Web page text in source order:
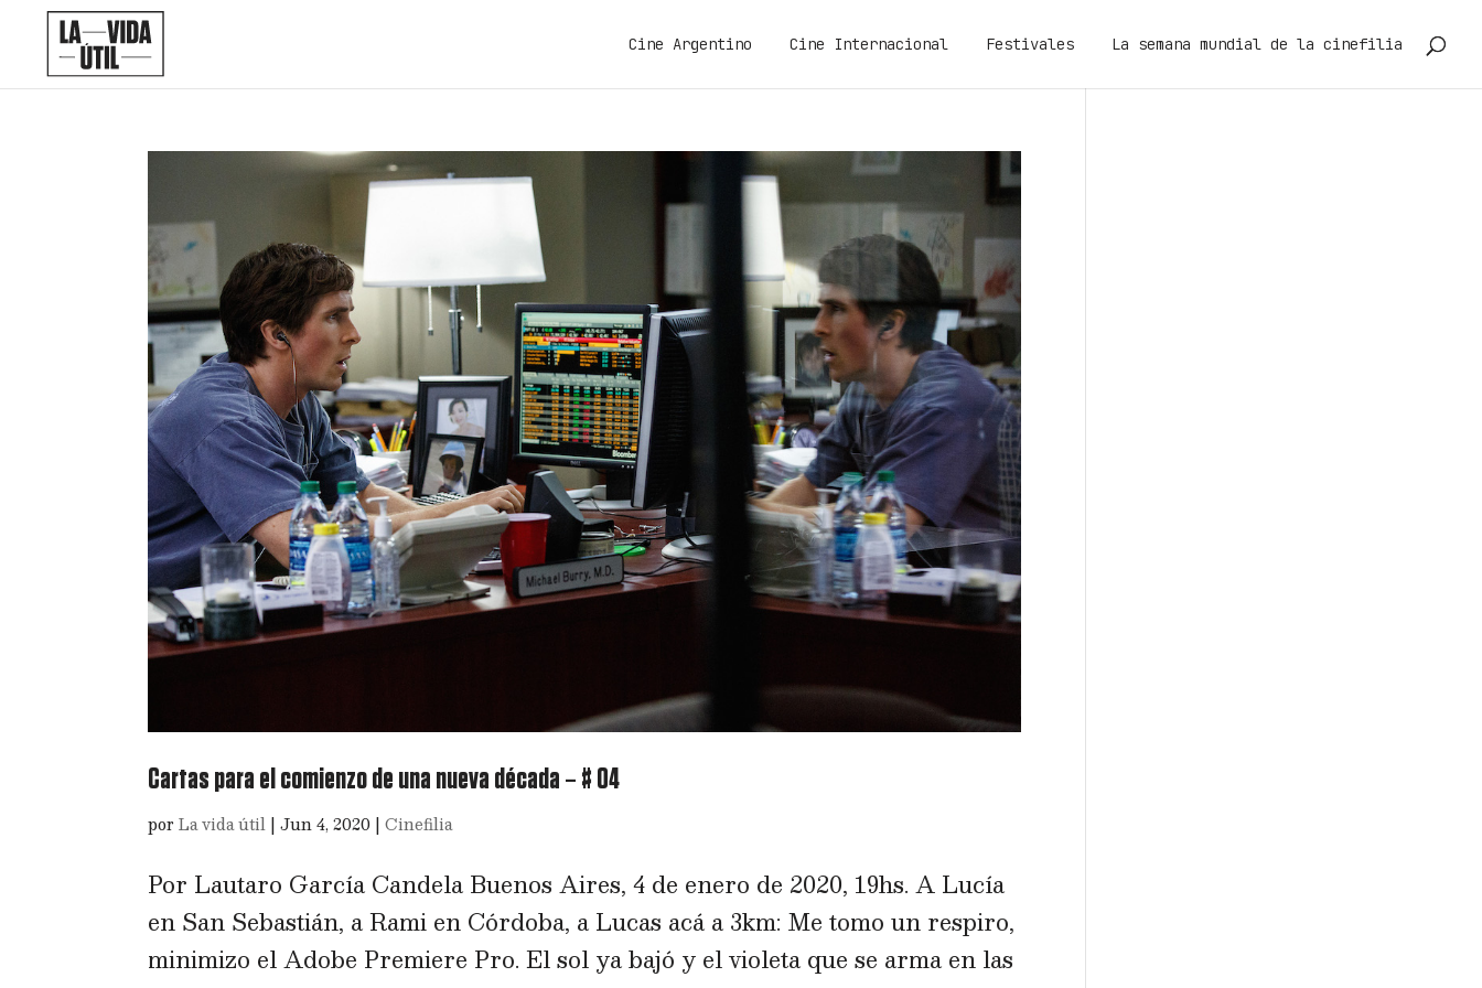
Cine Argentino Cine Internacional Festivales La semana mundial de la cinefilia
Cartas para el comienzo de una nueva década – # 04
porLa vida útil |Jun 4, 2020 |Cinefilia
Por Lautaro García Candela Buenos Aires, 4 de enero de 2020, 19hs. A Lucía
en San Sebastián, a Rami en Córdoba, a Lucas acá a 3km: Me tomo un respiro,
minimizo el Adobe Premiere Pro. El sol ya bajó y el violeta que se arma en las